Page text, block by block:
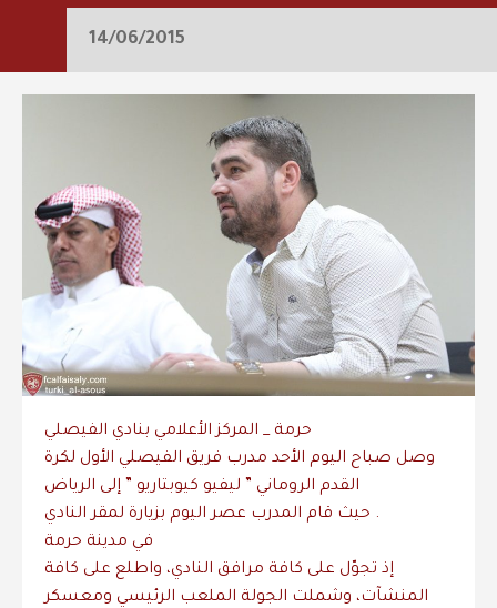
14/06/2015
حرمة _ المركز الأعلامي بنادي الفيصلي
القدم الروماني ” ليفيو كيوبتاريو ” إلى الرياض
حيث قام المدرب عصر اليوم بزيارة لمقر النادي .
في مدينة حرمة
إذ تجوّل على كافة مرافق النادي، واطلع على كافة
المنشآت، وشملت الجولة الملعب الرئيسي ومعسكر